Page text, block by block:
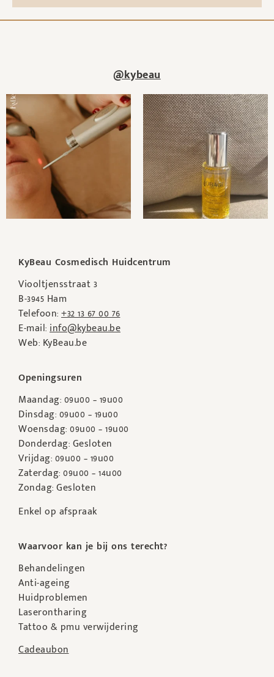
@kybeau
KyBeau Cosmedisch Huidcentrum
Viooltjensstraat 3
B-3945 Ham
Telefoon:+32 13 67 00 76
E-mail:info@kybeau.be
Web: KyBeau.be
Openingsuren
Maandag: 09u00 – 19u00
Dinsdag: 09u00 – 19u00
Woensdag: 09u00 – 19u00
Donderdag: Gesloten
Vrijdag: 09u00 – 19u00
Zaterdag: 09u00 – 14u00
Zondag: Gesloten
Enkel op afspraak
Waarvoor kan je bij ons terecht?
Behandelingen
Anti-ageing
Huidproblemen
Laserontharing
Tattoo & pmu verwijdering
Cadeaubon